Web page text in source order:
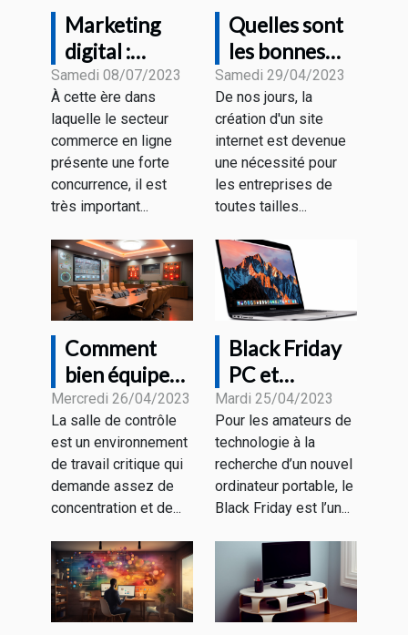
Marketing
digital :
comment
accroître sa
visibilité
grâce aux
différentes
stratégies ?
Samedi 08/07/2023
À cette ère dans
laquelle le secteur
commerce en ligne
présente une forte
concurrence, il est
très important...
Quelles sont
les bonnes
pratiques
pour créer un
site web
rentable ?
Samedi 29/04/2023
De nos jours, la
création d'un site
internet est devenue
une nécessité pour
les entreprises de
toutes tailles...
Comment
bien équiper
une salle de
contrôle pour
un bon
rendement ?
Mercredi 26/04/2023
La salle de contrôle
est un environnement
de travail critique qui
demande assez de
concentration et de...
Black Friday
PC et
MacBook : à
quoi
s’attendre
comme
promotions ?
Mardi 25/04/2023
Pour les amateurs de
technologie à la
recherche d’un nouvel
ordinateur portable, le
Black Friday est l’un...